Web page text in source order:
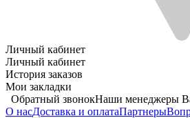
Личный кабинет
Личный кабинет
История заказов
Мои закладки
Обратный звонокНаши менеджеры
О насДоставка и оплатаПартнеры